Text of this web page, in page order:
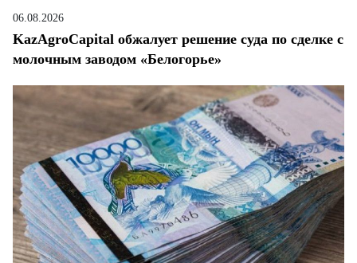
06.08.2026
KazAgroCapital обжалует решение суда по сделке с
молочным заводом «Белогорье»